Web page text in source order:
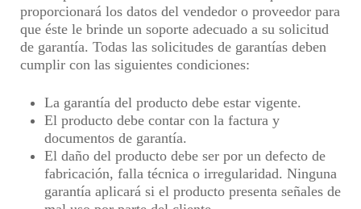
proporcionará los datos del vendedor o proveedor para
que éste le brinde un soporte adecuado a su solicitud
de garantía. Todas las solicitudes de garantías deben
cumplir con las siguientes condiciones:
La garantía del producto debe estar vigente.
El producto debe contar con la factura y
documentos de garantía.
El daño del producto debe ser por un defecto de
fabricación, falla técnica o irregularidad. Ninguna
garantía aplicará si el producto presenta señales de